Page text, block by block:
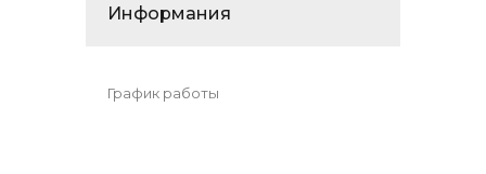
Информания
График работы